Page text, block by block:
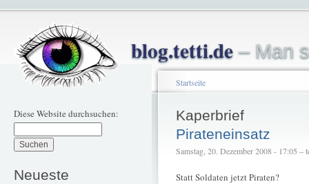
blog.tetti.de– Man
Diese Website durchsuchen:
Neueste
Startseite
Kaperbrief
Pirateneinsatz
Samstag, 20. Dezember 2008 - 17:05 –
Statt Soldaten jetzt Piraten?